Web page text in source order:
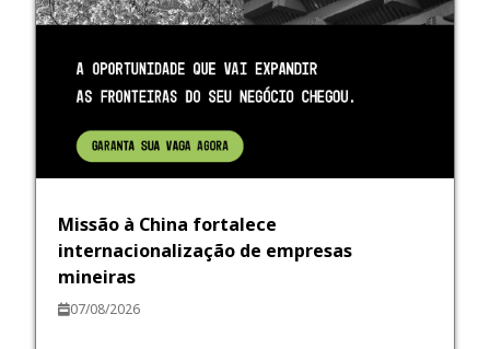
Missão à China fortalece
internacionalização de empresas
mineiras
07/08/2026